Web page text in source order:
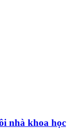
nhà khoa học